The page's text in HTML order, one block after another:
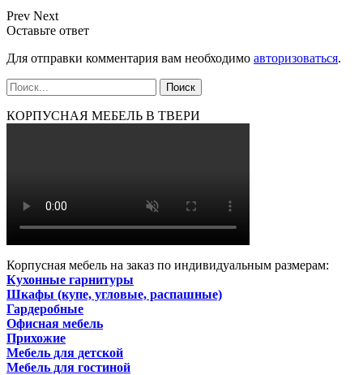
Prev Next
Оставьте ответ
Для отправки комментария вам необходимо авторизоваться.
КОРПУСНАЯ МЕБЕЛЬ В ТВЕРИ
Корпусная мебель на заказ по индивидуальным размерам:
Кухонные гарнитуры
Шкафы (купе, угловые, распашные)
Гардеробные
Офисная мебель
Прихожие
Мебель для детской
Мебель для гостиной